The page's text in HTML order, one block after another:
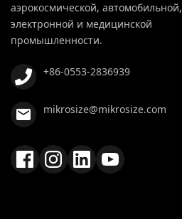
аэрокосмической, автомобильной,
электронной и медицинской
промышленности.
+86-0553-2836939
mikrosize@mikrosize.com